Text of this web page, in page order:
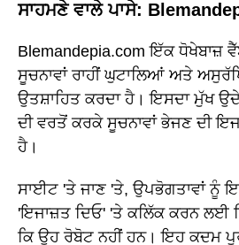
ਸਾਹਮਣੇ ਵਾਲੇ ਪਾਸੇ:
Blemandepia.com ਇੱਕ ਧੋਖੇਬਾਜ਼
ਸੂਚਨਾਵਾਂ ਰਾਹੀਂ ਘੁਟਾਲਿਆਂ ਅਤੇ
ਉਤਸ਼ਾਹਿਤ ਕਰਦਾ ਹੈ। ਇਸਦਾ ਮੁੱਖ
ਦੀ ਵਰਤੋਂ ਕਰਕੇ ਸੂਚਨਾਵਾਂ ਭੇਜਣ ਦੀ
ਹੈ।
ਸਾਈਟ 'ਤੇ ਜਾਣ 'ਤੇ, ਉਪਭੋਗਤਾਵਾਂ ਨੂੰ
'ਇਜਾਜ਼ਤ ਦਿਓ' 'ਤੇ ਕਲਿੱਕ ਕਰਨ ਲਈ
ਕਿ ਉਹ ਰੋਬੋਟ ਨਹੀਂ ਹਨ। ਇਹ ਕਦਮ